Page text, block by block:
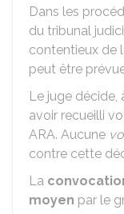
Dans les
du tribunal
contentieux de
peut être
Le juge décide,
avoir recueilli
ARA. Aucune
contre cette
La
moyen par le